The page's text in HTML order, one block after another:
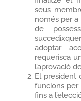
seus
només per a
de
adoptar
requerisca
l’aprovació
El president
funcions per
fins a